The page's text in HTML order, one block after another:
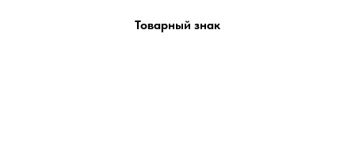
Товарный знак